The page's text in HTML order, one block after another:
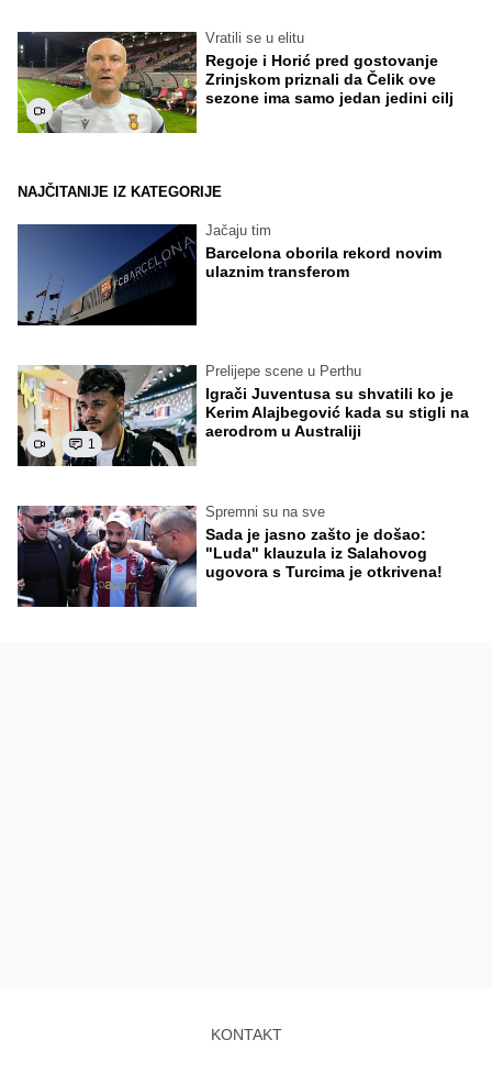
Vratili se u elitu
Regoje i Horić pred gostovanje
Zrinjskom priznali da Čelik ove
sezone ima samo jedan jedini cilj
NAJČITANIJE IZ KATEGORIJE
Jačaju tim
Barcelona oborila rekord novim
ulaznim transferom
1
Prelijepe scene u Perthu
Igrači Juventusa su shvatili ko je
Kerim Alajbegović kada su stigli na
aerodrom u Australiji
Spremni su na sve
Sada je jasno zašto je došao:
"Luda" klauzula iz Salahovog
ugovora s Turcima je otkrivena!
KONTAKT